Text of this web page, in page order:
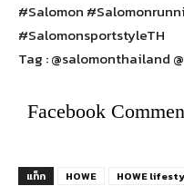
#Salomon
#SalomonsportstyleTH
Tag : @salomonthailand
Facebook
แท็ก HOWE HOWE